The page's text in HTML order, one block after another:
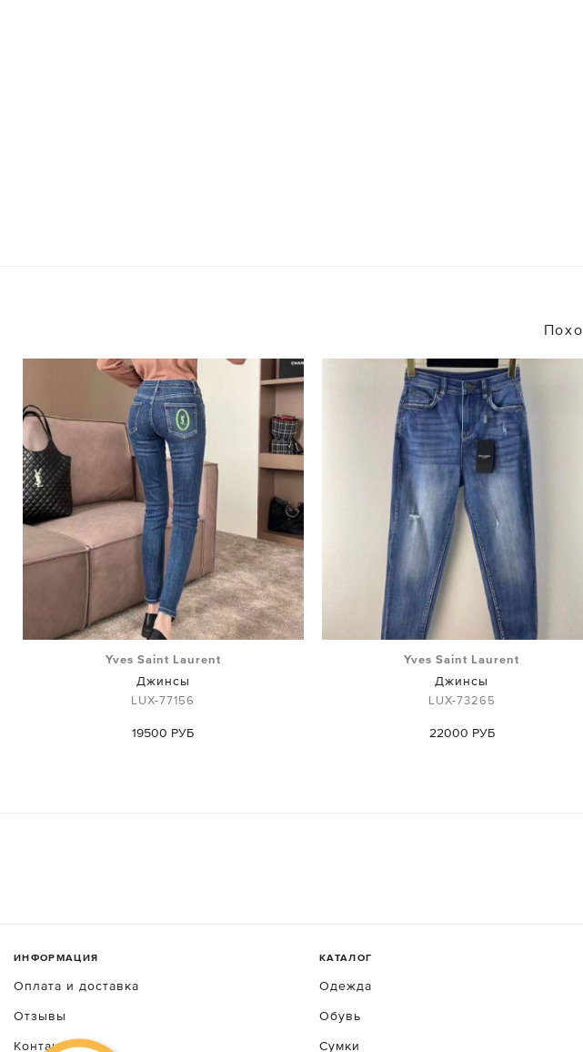
Yves Saint Laurent
Джинсы
LUX-77156
19500 РУБ
Yves Saint Laurent
Джинсы
LUX-73265
22000 РУБ
ИНФОРМАЦИЯ
Оплата и доставка
Отзывы
Контакты
КАТАЛОГ
Одежда
Обувь
Сумки